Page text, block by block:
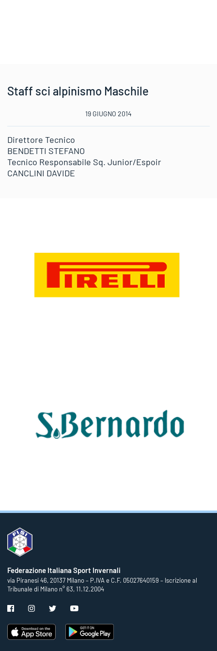
Staff sci alpinismo Maschile
19 GIUGNO 2014
Direttore Tecnico
BENDETTI STEFANO
Tecnico Responsabile Sq. Junior/Espoir
CANCLINI DAVIDE
Federazione Italiana Sport Invernali
via Piranesi 46, 20137 Milano – P.IVA e C.F. 05027640159 – Iscrizione al
Tribunale di Milano n° 63, 11.12.2004